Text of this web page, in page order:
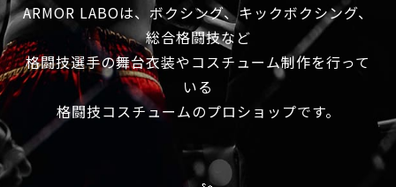
ARMOR LABOは、ボクシング、キックボクシング、
総合格闘技など
格闘技選手の舞台衣装やコスチューム制作を行って
いる
格闘技コスチュームのプロショップです。